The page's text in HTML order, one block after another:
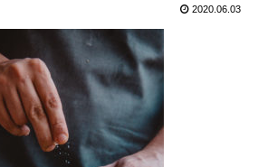
2020.06.03